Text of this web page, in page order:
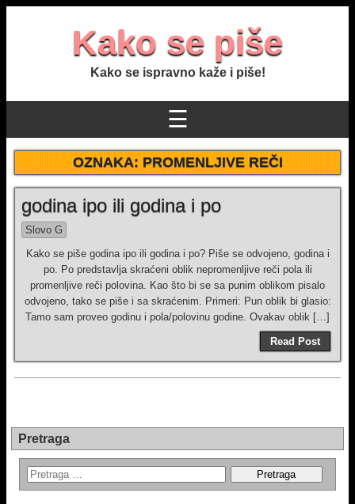
Kako se piše
Kako se ispravno kaže i piše!
☰
OZNAKA:PROMENLJIVE REČI
godina ipo ili godina i po
Slovo G
Kako se piše godina ipo ili godina i po? Piše se odvojeno, godina i
po. Po predstavlja skraćeni oblik nepromenljive reči pola ili
promenljive reči polovina. Kao što bi se sa punim oblikom pisalo
odvojeno, tako se piše i sa skraćenim. Primeri: Pun oblik bi glasio:
Tamo sam proveo godinu i pola/polovinu godine. Ovakav oblik […]
Read Post
Pretraga